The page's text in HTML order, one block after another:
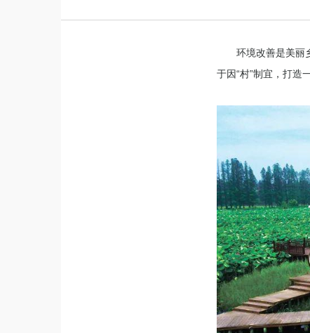
环境改善是美丽
于因“村”制宜，打造